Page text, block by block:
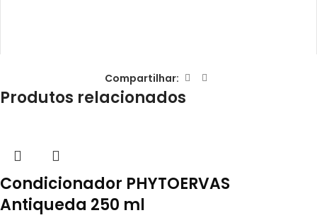
Nome
E-mail*
Compartilhar:
Produtos relacionados
Condicionador PHYTOERVAS
Antiqueda 250 ml